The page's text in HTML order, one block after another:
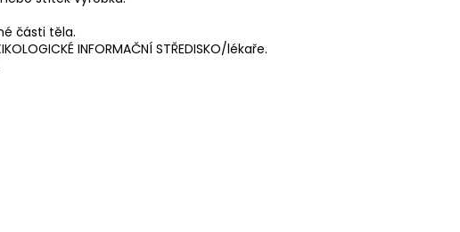
části těla.
INFORMAČNÍ STŘEDISKO/lékaře.